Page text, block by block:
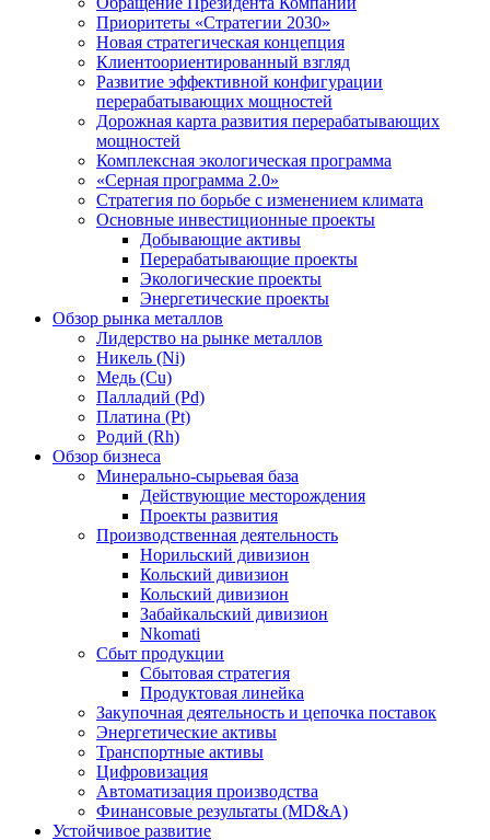
Приоритеты «Стратегии 2030»
Новая стратегическая концепция
Клиентоориентированный взгляд
Развитие эффективной конфигурации
перерабатывающих мощностей
Дорожная карта развития перерабатывающих
мощностей
Комплексная экологическая программа
«Серная программа 2.0»
Стратегия по борьбе с изменением климата
Основные инвестиционные проекты
Добывающие активы
Перерабатывающие проекты
Экологические проекты
Энергетические проекты
Обзор рынка металлов
Лидерство на рынке металлов
Никель (Ni)
Медь (Cu)
Палладий (Pd)
Платина (Pt)
Родий (Rh)
Обзор бизнеса
Минерально-сырьевая база
Действующие месторождения
Проекты развития
Производственная деятельность
Норильский дивизион
Кольский дивизион
Кольский дивизион
Забайкальский дивизион
Nkomati
Сбыт продукции
Сбытовая стратегия
Продуктовая линейка
Закупочная деятельность и цепочка поставок
Энергетические активы
Транспортные активы
Цифровизация
Автоматизация производства
Финансовые результаты (MD&A)
Устойчивое развитие